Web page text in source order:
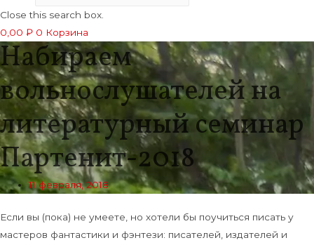
Close this search box.
0,00 ₽ 0 Корзина
Набираем
вольнослушателей на
литературный семинар
Партенит-2018
11 февраля, 2018
Если вы (пока) не умеете, но хотели бы поучиться писать у
мастеров фантастики и фэнтези: писателей, издателей и